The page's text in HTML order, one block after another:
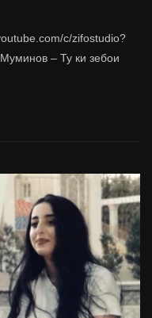
c/zifostudio?
– Ту ки зебои